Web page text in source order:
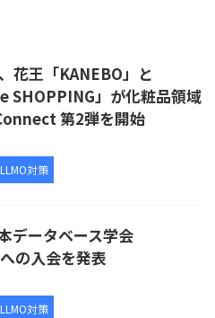
花王「KANEBO」と
SHOPPING」が化粧品領域
第2弾を開始
LLMO対策
データベース学会
への入会を発表
LLMO対策